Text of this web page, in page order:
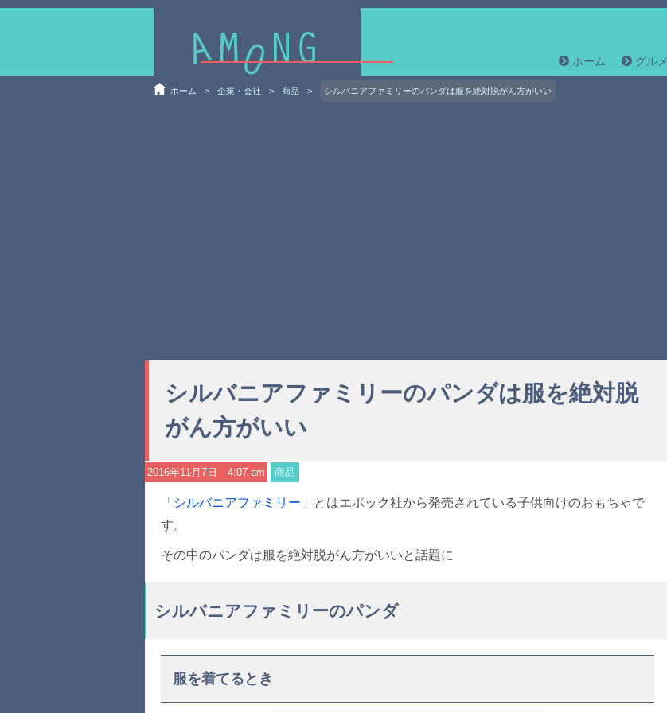
ホーム グルメ
ホーム > 企業・会社 > 商品 > シルバニアファミリーのパンダは服を絶対脱がん方がいい
シルバニアファミリーのパンダは服を絶対脱
がん方がいい
2016年11月7日 4:07 am 商品
「 シルバニアファミリー 」とはエポック社から発売されている子供向けのおもちゃで
す。
その中のパンダは服を絶対脱がん方がいいと話題に
シルバニアファミリーのパンダ
服を着てるとき